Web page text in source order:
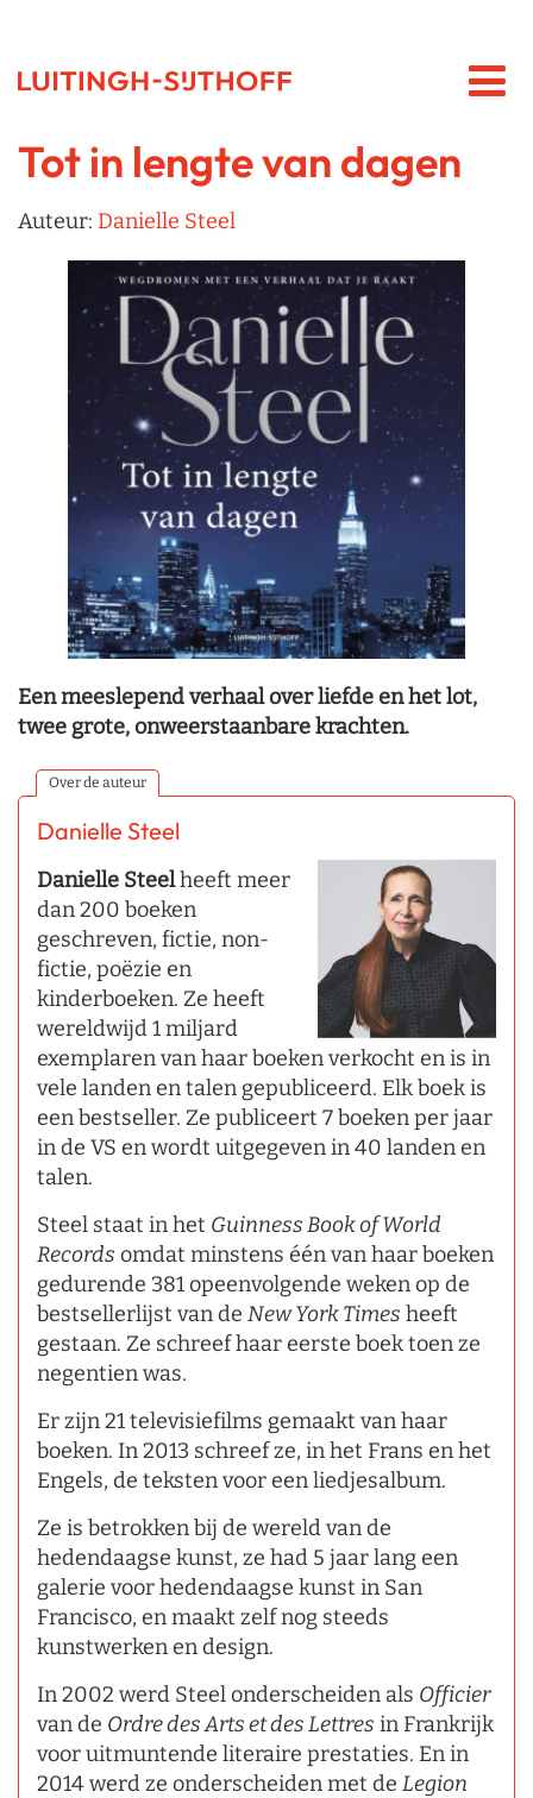
Tot in lengte van dagen
Auteur: Danielle Steel
Een meeslepend verhaal over liefde en het lot,
twee grote, onweerstaanbare krachten.
Over de auteur
Danielle Steel
Danielle Steelheeft meer
dan 200 boeken
geschreven, fictie, non-
fictie, poëzie en
kinderboeken. Ze heeft
wereldwijd 1 miljard
exemplaren van haar boeken verkocht en is in
vele landen en talen gepubliceerd. Elk boek is
een bestseller. Ze publiceert 7 boeken per jaar
in de VS en wordt uitgegeven in 40 landen en
talen.
Steel staat in het Guinness Book of World
Records omdat minstens één van haar boeken
gedurende 381 opeenvolgende weken op de
bestsellerlijst van de New York Times heeft
gestaan. Ze schreef haar eerste boek toen ze
negentien was.
Er zijn 21 televisiefilms gemaakt van haar
boeken. In 2013 schreef ze, in het Frans en het
Engels, de teksten voor een liedjesalbum.
Ze is betrokken bij de wereld van de
hedendaagse kunst, ze had 5 jaar lang een
galerie voor hedendaagse kunst in San
Francisco, en maakt zelf nog steeds
kunstwerken en design.
In 2002 werd Steel onderscheiden als Officier
van de Ordre des Arts et des Lettres in Frankrijk
voor uitmuntende literaire prestaties. En in
2014 werd ze onderscheiden met de Legion